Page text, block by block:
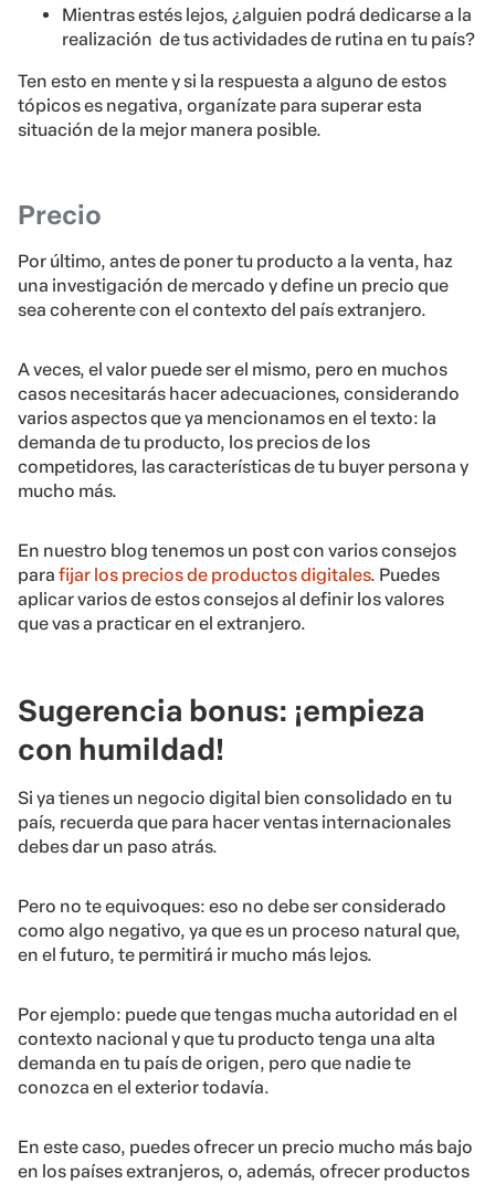
Mientras estés lejos, ¿alguien podrá dedicarse a la
realización de tus actividades de rutina en tu país?
Ten esto en mente y si la respuesta a alguno de estos
tópicos es negativa, organízate para superar esta
situación de la mejor manera posible.
Precio
Por último, antes de poner tu producto a la venta, haz
una investigación de mercado y define un precio que
sea coherente con el contexto del país extranjero.
A veces, el valor puede ser el mismo, pero en muchos
casos necesitarás hacer adecuaciones, considerando
varios aspectos que ya mencionamos en el texto: la
demanda de tu producto, los precios de los
competidores, las características de tu buyer persona y
mucho más.
En nuestro blog tenemos un post con varios consejos
para fijar los precios de productos digitales. Puedes
aplicar varios de estos consejos al definir los valores
que vas a practicar en el extranjero.
Sugerencia bonus: ¡empieza
con humildad!
Si ya tienes un negocio digital bien consolidado en tu
país, recuerda que para hacer ventas internacionales
debes dar un paso atrás.
Pero no te equivoques: eso no debe ser considerado
como algo negativo, ya que es un proceso natural que,
en el futuro, te permitirá ir mucho más lejos.
Por ejemplo: puede que tengas mucha autoridad en el
contexto nacional y que tu producto tenga una alta
demanda en tu país de origen, pero que nadie te
conozca en el exterior todavía.
En este caso, puedes ofrecer un precio mucho más bajo
en los países extranjeros, o, además, ofrecer productos